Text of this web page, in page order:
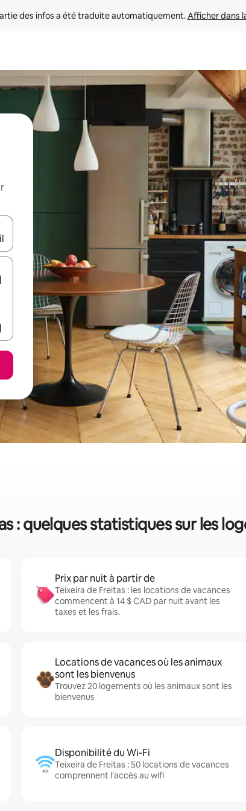
des infos a été traduite automatiquement. Afficher dans
les flèches vers le haut et vers le bas, ou en appuyant
: quelques statistiques sur les
Prix par nuit à partir de
Teixeira de Freitas : les locations de vacances
commencent à 14 $ CAD par nuit avant les
taxes et les frais.
Locations de vacances où les animaux
sont les bienvenus
Trouvez 20 logements où les animaux sont les
bienvenus
Disponibilité du Wi-Fi
Teixeira de Freitas : 50 locations de vacances
comprennent l'accès au wifi